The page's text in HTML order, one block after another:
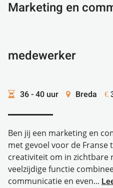
Marketing en
medewerker
36 - 40 uur Breda €
Ben jij een marketing en
met gevoel voor de Franse
creativiteit om in zichtbare
veelzijdige functie
communicatie en even...